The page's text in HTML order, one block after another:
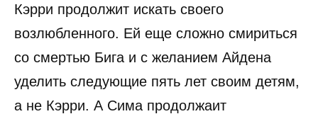
Кэрри продолжит искать своего
возлюбленного. Ей еще сложно смириться
со смертью Бига и с желанием Айдена
уделить следующие пять лет своим детям,
а не Кэрри. А Сима продолжаит